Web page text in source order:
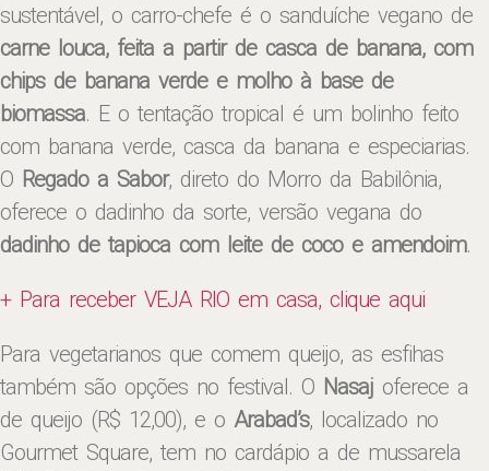
sustentável, o carro-chefe é o sanduíche vegano de
carne louca, feita a partir de casca de banana, com
chips de banana verde e molho à base de
biomassa. E o tentação tropical é um bolinho feito
com banana verde, casca da banana e especiarias.
O Regado a Sabor, direto do Morro da Babilônia,
oferece o dadinho da sorte, versão vegana do
dadinho de tapioca com leite de coco e amendoim.
+ Para receber VEJA RIO em casa, clique aqui
Para vegetarianos que comem queijo, as esfihas
também são opções no festival. O Nasaj oferece a
de queijo (R$ 12,00), e o Arabad’s, localizado no
Gourmet Square, tem no cardápio a de mussarela